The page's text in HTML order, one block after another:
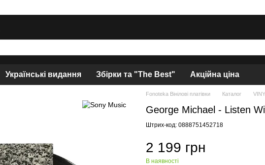
Українські видання Збірки та "The Best" Акційна ціна
Fonoteka Вінілові платівки Каталог
George Michael - Listen
Штрих-код: 0888751452718
2 199 грн
В наявності